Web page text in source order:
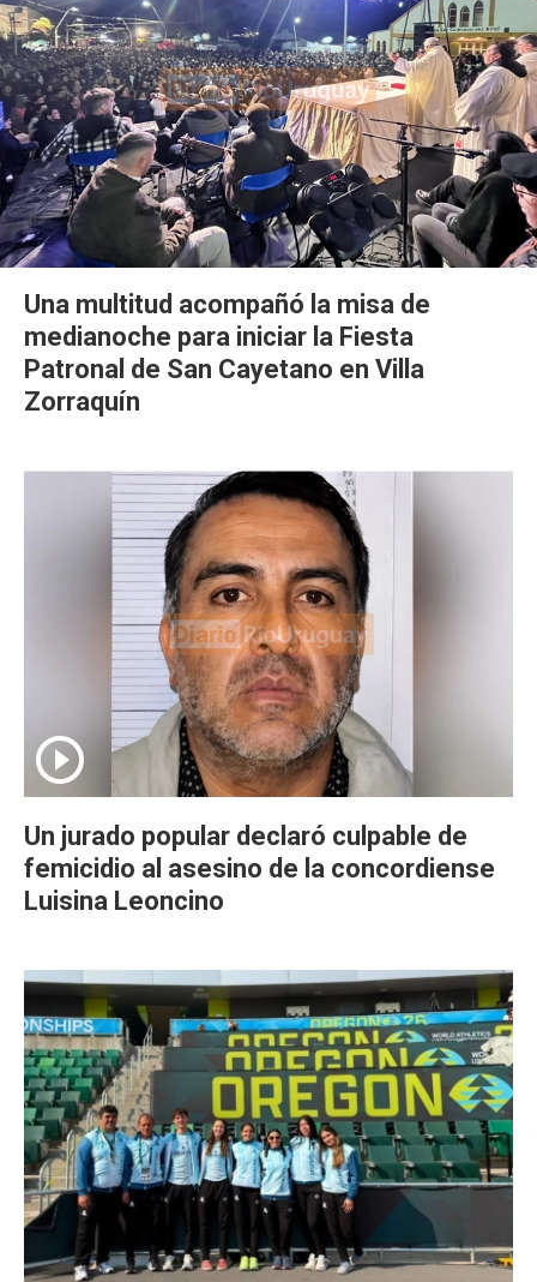
Una multitud acompañó la misa de
medianoche para iniciar la Fiesta
Patronal de San Cayetano en Villa
Zorraquín
Un jurado popular declaró culpable de
femicidio al asesino de la concordiense
Luisina Leoncino